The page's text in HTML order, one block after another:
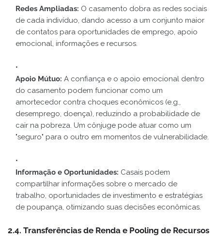
Redes Ampliadas: O casamento dobra as redes sociais
de cada indivíduo, dando acesso a um conjunto maior
de contatos para oportunidades de emprego, apoio
emocional, informações e recursos.
Apoio Mútuo: A confiança e o apoio emocional dentro
do casamento podem funcionar como um
amortecedor contra choques econômicos (e.g.,
desemprego, doença), reduzindo a probabilidade de
cair na pobreza. Um cônjuge pode atuar como um
"seguro" para o outro em momentos de vulnerabilidade.
Informação e Oportunidades: Casais podem
compartilhar informações sobre o mercado de
trabalho, oportunidades de investimento e estratégias
de poupança, otimizando suas decisões econômicas.
2.4. Transferências de Renda e Pooling de Recursos